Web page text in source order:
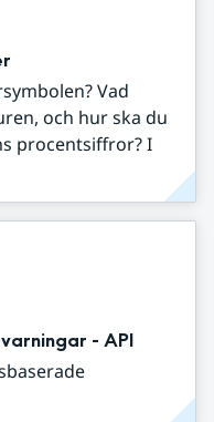
Vad
och hur ska du
procentsiffror? I
- API